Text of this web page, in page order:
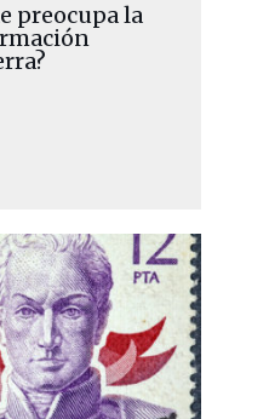
preocupa la